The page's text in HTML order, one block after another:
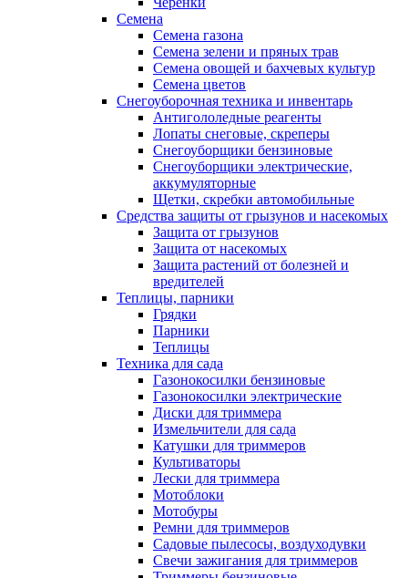
Семена
Семена газона
Семена зелени и пряных трав
Семена овощей и бахчевых культур
Семена цветов
Снегоуборочная техника и инвентарь
Антигололедные реагенты
Лопаты снеговые, скреперы
Снегоуборщики бензиновые
Снегоуборщики электрические,
аккумуляторные
Щетки, скребки автомобильные
Средства защиты от грызунов и насекомых
Защита от грызунов
Защита от насекомых
Защита растений от болезней и
вредителей
Теплицы, парники
Грядки
Парники
Теплицы
Техника для сада
Газонокосилки бензиновые
Газонокосилки электрические
Диски для триммера
Измельчители для сада
Катушки для триммеров
Культиваторы
Лески для триммера
Мотоблоки
Мотобуры
Ремни для триммеров
Садовые пылесосы, воздуходувки
Свечи зажигания для триммеров